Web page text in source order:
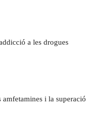
a les drogues
amfetamines i la superació